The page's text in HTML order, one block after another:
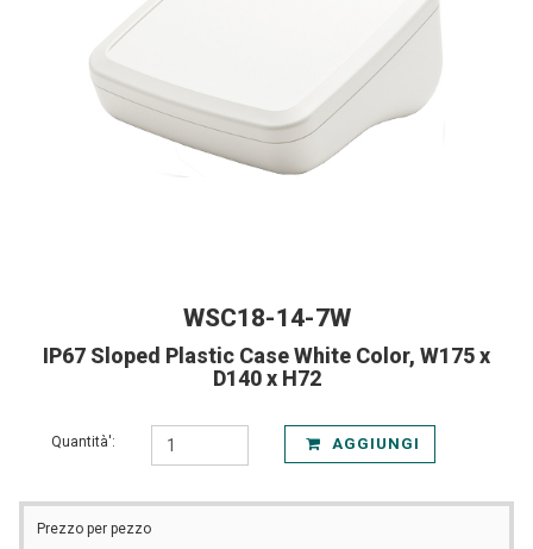
WSC18-14-7W
IP67 Sloped Plastic Case White Color, W175 x
D140 x H72
Quantità': AGGIUNGI
Prezzo per pezzo